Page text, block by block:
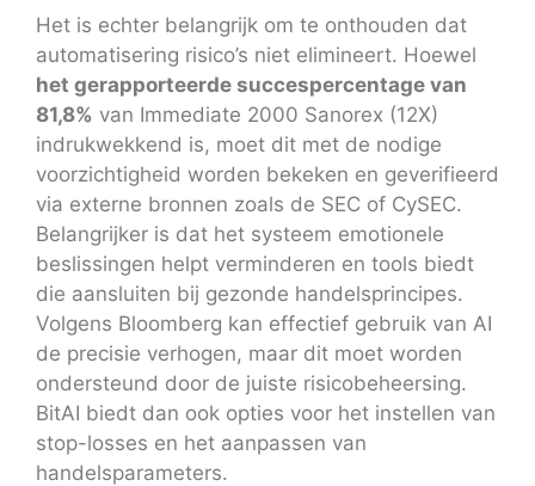
Het is echter belangrijk om te onthouden dat
automatisering risico’s niet elimineert. Hoewel
het gerapporteerde succespercentage van
81,8% van Immediate 2000 Sanorex (12X)
indrukwekkend is, moet dit met de nodige
voorzichtigheid worden bekeken en geverifieerd
via externe bronnen zoals de SEC of CySEC.
Belangrijker is dat het systeem emotionele
beslissingen helpt verminderen en tools biedt
die aansluiten bij gezonde handelsprincipes.
Volgens Bloomberg kan effectief gebruik van AI
de precisie verhogen, maar dit moet worden
ondersteund door de juiste risicobeheersing.
BitAI biedt dan ook opties voor het instellen van
stop-losses en het aanpassen van
handelsparameters.